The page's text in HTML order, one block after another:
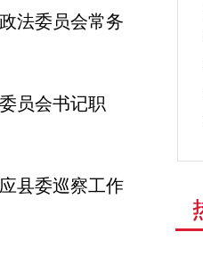
法委员会常务
员会书记职
县委巡察工作